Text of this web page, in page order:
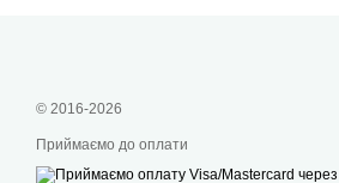
© 2016-2026
Приймаємо до оплати